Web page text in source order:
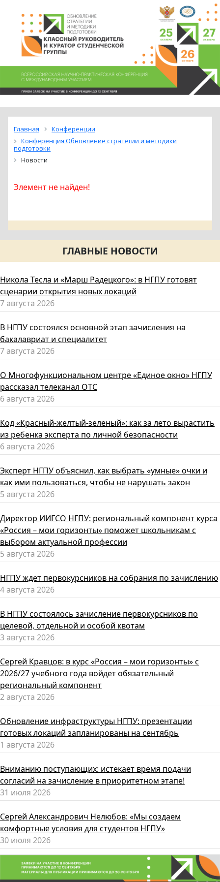
Главная
Конференции
Конференция Обновление стратегии и методики
подготовки
Новости
Элемент не найден!
ГЛАВНЫЕ НОВОСТИ
Никола Тесла и «Марш Радецкого»: в НГПУ готовят
сценарии открытия новых локаций
7 августа 2026
В НГПУ состоялся основной этап зачисления на
бакалавриат и специалитет
7 августа 2026
О Многофункциональном центре «Единое окно» НГПУ
рассказал телеканал ОТС
6 августа 2026
Код «Красный-желтый-зеленый»: как за лето вырастить
из ребенка эксперта по личной безопасности
6 августа 2026
Эксперт НГПУ объяснил, как выбрать «умные» очки и
как ими пользоваться, чтобы не нарушать закон
5 августа 2026
Директор ИИГСО НГПУ: региональный компонент курса
«Россия – мои горизонты» поможет школьникам с
выбором актуальной профессии
5 августа 2026
НГПУ ждет первокурсников на собрания по зачислению
4 августа 2026
В НГПУ состоялось зачисление первокурсников по
целевой, отдельной и особой квотам
3 августа 2026
Сергей Кравцов: в курс «Россия – мои горизонты» с
2026/27 учебного года войдет обязательный
региональный компонент
2 августа 2026
Обновление инфраструктуры НГПУ: презентации
готовых локаций запланированы на сентябрь
1 августа 2026
Вниманию поступающих: истекает время подачи
согласий на зачисление в приоритетном этапе!
31 июля 2026
Сергей Александрович Нелюбов: «Мы создаем
комфортные условия для студентов НГПУ»
30 июля 2026